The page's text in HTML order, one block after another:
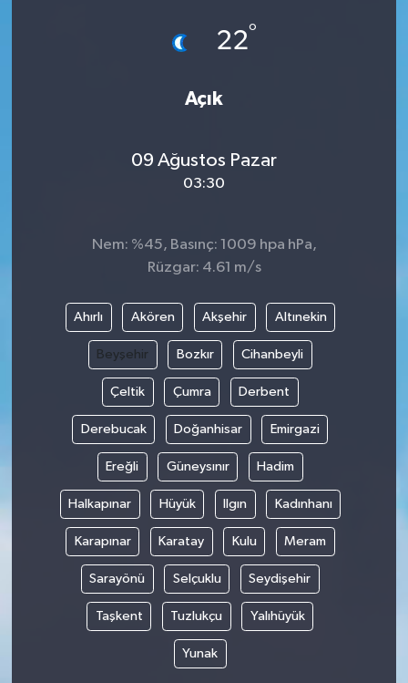
22°
Açık
09 Ağustos Pazar
03:30
Nem: %45, Basınç: 1009 hpa hPa,
Rüzgar: 4.61 m/s
Ahırlı Akören Akşehir Altınekin
Beyşehir Bozkır Cihanbeyli
Çeltik Çumra Derbent
Derebucak Doğanhisar Emirgazi
Ereğli Güneysınır Hadim
Halkapınar Hüyük Ilgın Kadınhanı
Karapınar Karatay Kulu Meram
Sarayönü Selçuklu Seydişehir
Taşkent Tuzlukçu Yalıhüyük
Yunak